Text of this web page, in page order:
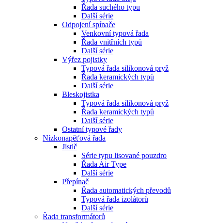
Řada suchého typu
Další série
Odpojení spínače
Venkovní typová řada
Řada vnitřních typů
Další série
Výřez pojistky
Typová řada silikonová pryž
Řada keramických typů
Další série
Bleskojistka
Typová řada silikonová pryž
Řada keramických typů
Další série
Ostatní typové řady
Nízkonapěťová řada
Jistič
Série typu lisované pouzdro
Řada Air Type
Další série
Přepínač
Řada automatických převodů
Typová řada izolátorů
Další série
Řada transformátorů